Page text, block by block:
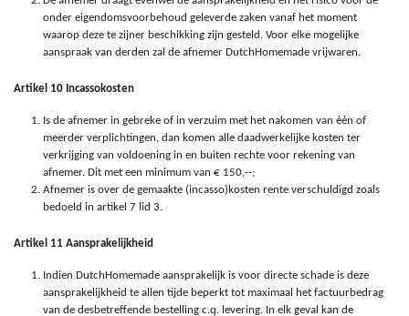
onder eigendomsvoorbehoud geleverde zaken vanaf het moment
waarop deze te zijner beschikking zijn gesteld. Voor elke mogelijke
aanspraak van derden zal de afnemer DutchHomemade vrijwaren.
Artikel 10 Incassokosten
Is de afnemer in gebreke of in verzuim met het nakomen van één of
meerder verplichtingen, dan komen alle daadwerkelijke kosten ter
verkrijging van voldoening in en buiten rechte voor rekening van
afnemer. Dit met een minimum van € 150,--;
Afnemer is over de gemaakte (incasso)kosten rente verschuldigd zoals
bedoeld in artikel 7 lid 3.
Artikel 11 Aansprakelijkheid
Indien DutchHomemade aansprakelijk is voor directe schade is deze
aansprakelijkheid te allen tijde beperkt tot maximaal het factuurbedrag
van de desbetreffende bestelling c.q. levering. In elk geval kan de